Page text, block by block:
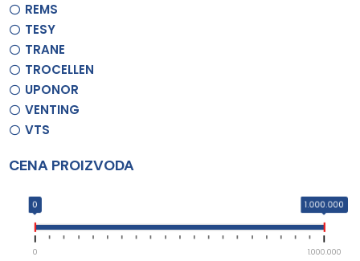
REMS
TESY
TRANE
TROCELLEN
UPONOR
VENTING
VTS
CENA PROIZVODA
0 1.000.000
0 1.000.000